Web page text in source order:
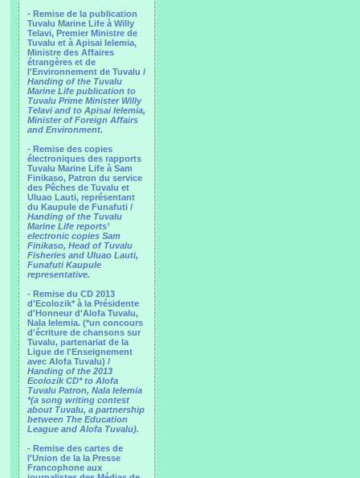
- Remise de la publication
Tuvalu Marine Life à Willy
Telavi, Premier Ministre de
Tuvalu et à Apisai Ielemia,
Ministre des Affaires
étrangères et de
l'Environnement de Tuvalu /
Handing of the Tuvalu
Marine Life publication to
Tuvalu Prime Minister Willy
Telavi and to Apisai Ielemia,
Minister of Foreign Affairs
and Environment.
- Remise des copies
électroniques des rapports
Tuvalu Marine Life à Sam
Finikaso, Patron du service
des Pêches de Tuvalu et
Uluao Lauti, représentant
du Kaupule de Funafuti /
Handing of the Tuvalu
Marine Life reports’
electronic copies Sam
Finikaso, Head of Tuvalu
Fisheries and Uluao Lauti,
Funafuti Kaupule
representative.
- Remise du CD 2013
d'Ecolozik* à la Présidente
d'Honneur d'Alofa Tuvalu,
Nala Ielemia. (*un concours
d'écriture de chansons sur
Tuvalu, partenariat de la
Ligue de l'Enseignement
avec Alofa Tuvalu) /
Handing of the 2013
Ecolozik CD* to Alofa
Tuvalu Patron, Nala Ielemia
*(a song writing contest
about Tuvalu, a partnership
between The Education
League and Alofa Tuvalu).
- Remise des cartes de
l'Union de la la Presse
Francophone aux